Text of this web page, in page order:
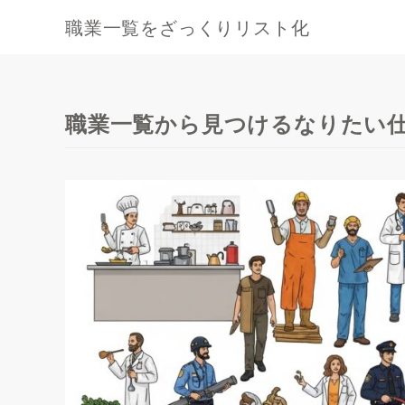
職業一覧をざっくりリスト化
職業一覧から見つけるなりたい